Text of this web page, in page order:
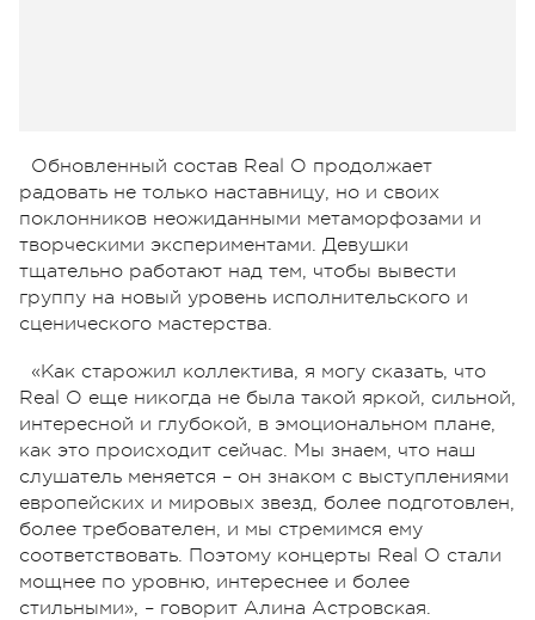
Обновленный состав Real O продолжает
радовать не только наставницу, но и своих
поклонников неожиданными метаморфозами и
творческими экспериментами. Девушки
тщательно работают над тем, чтобы вывести
группу на новый уровень исполнительского и
сценического мастерства.
«Как старожил коллектива, я могу сказать, что
Real O еще никогда не была такой яркой, сильной,
интересной и глубокой, в эмоциональном плане,
как это происходит сейчас. Мы знаем, что наш
слушатель меняется – он знаком с выступлениями
европейских и мировых звезд, более подготовлен,
более требователен, и мы стремимся ему
соответствовать. Поэтому концерты Real O стали
мощнее по уровню, интереснее и более
стильными», – говорит Алина Астровская.